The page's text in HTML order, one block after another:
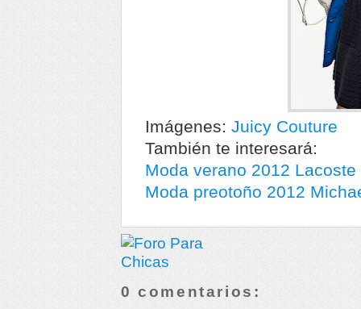
Imágenes: Juicy Couture
También te interesará:
Moda verano 2012 Lacoste
Moda preotoño 2012
0 comentarios: